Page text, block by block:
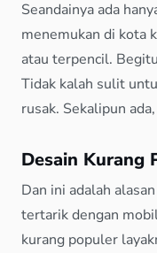
Seandainya ada
menemukan di kota
atau terpencil.
Tidak kalah sulit
rusak. Sekalipun
Desain Kurang
Dan ini adalah
tertarik dengan
kurang populer